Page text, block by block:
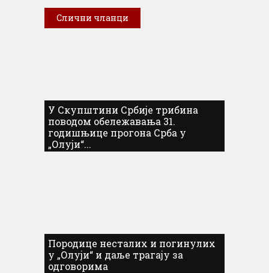
Слични чланци
У Скупштини Србије трибина
поводом обележавања 31.
годишњице прогона Срба у
„Олуји“...
Породице несталих и погинулих
у „Олуји“ и даље трагају за
одговорима